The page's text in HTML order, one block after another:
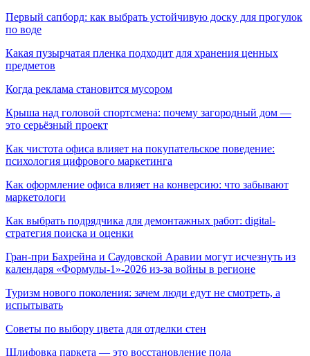
Первый сапборд: как выбрать устойчивую доску для прогулок
по воде
Какая пузырчатая пленка подходит для хранения ценных
предметов
Когда реклама становится мусором
Крыша над головой спортсмена: почему загородный дом —
это серьёзный проект
Как чистота офиса влияет на покупательское поведение:
психология цифрового маркетинга
Как оформление офиса влияет на конверсию: что забывают
маркетологи
Как выбрать подрядчика для демонтажных работ: digital-
стратегия поиска и оценки
Гран-при Бахрейна и Саудовской Аравии могут исчезнуть из
календаря «Формулы-1»-2026 из-за войны в регионе
Туризм нового поколения: зачем люди едут не смотреть, а
испытывать
Советы по выбору цвета для отделки стен
Шлифовка паркета — это восстановление пола